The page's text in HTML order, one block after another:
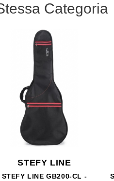
Categoria
STEFY LINE
STEFY LINE GB200-CL -